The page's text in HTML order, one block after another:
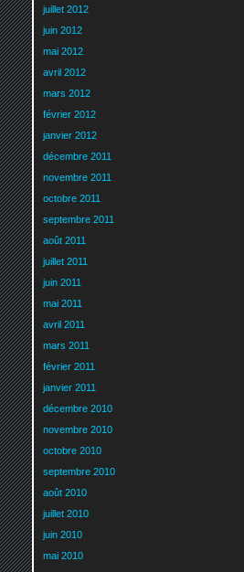
juillet 2012
juin 2012
mai 2012
avril 2012
mars 2012
février 2012
janvier 2012
décembre 2011
novembre 2011
octobre 2011
septembre 2011
août 2011
juillet 2011
juin 2011
mai 2011
avril 2011
mars 2011
février 2011
janvier 2011
décembre 2010
novembre 2010
octobre 2010
septembre 2010
août 2010
juillet 2010
juin 2010
mai 2010